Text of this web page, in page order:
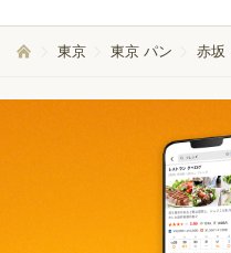
東京 東京 パン 赤坂